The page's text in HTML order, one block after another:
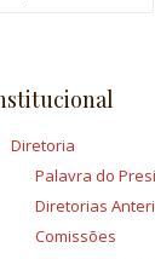
Diretoria
Palavra do
Diretorias
Comissões